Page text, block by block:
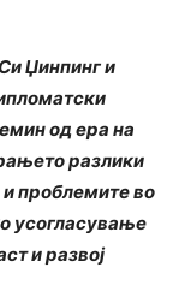
Џинпинг и
од ера на
разлики
и проблемите во
усогласување
и развој